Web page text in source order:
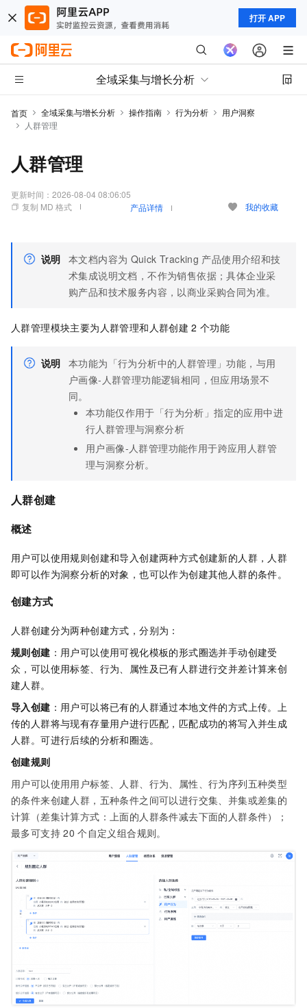
打开 APP
全域采集与增长分析
首页 全域采集与增长分析 操作指南 行为分析
用户洞察
人群管理
人群管理
更新时间： 2026-08-04 08:06:05
复制 MD 格式
产品详情 我的收藏
说明 本文档内容为 Quick Tracking 产品使用介绍和技
术集成说明文档，不作为销售依据；具体企业采
购产品和技术服务内容，以商业采购合同为准。
人群管理模块主要为人群管理和人群创建 2 个功能
说明 本功能为「行为分析中的人群管理」功能，与用
户画像-人群管理功能逻辑相同，但应用场景不
同。
本功能仅作用于「行为分析」指定的应用中进
行人群管理与洞察分析
用户画像-人群管理功能作用于跨应用人群管
理与洞察分析。
人群创建
概述
用户可以使用规则创建和导入创建两种方式创建新的人群，人群
即可以作为洞察分析的对象，也可以作为创建其他人群的条件。
创建方式
人群创建分为两种创建方式，分别为：
规则创建 ：用户可以使用可视化模板的形式圈选并手动创建受
众，可以使用标签、行为、属性及已有人群进行交并差计算来创
建人群。
导入创建 ：用户可以将已有的人群通过本地文件的方式上传。上
传的人群将与现有存量用户进行匹配，匹配成功的将写入并生成
人群。可进行后续的分析和圈选。
创建规则
用户可以使用用户标签、人群、行为、属性、行为序列五种类型
的条件来创建人群，五种条件之间可以进行交集、并集或差集的
计算（差集计算方式：上面的人群条件减去下面的人群条件）；
最多可支持 20 个自定义组合规则。